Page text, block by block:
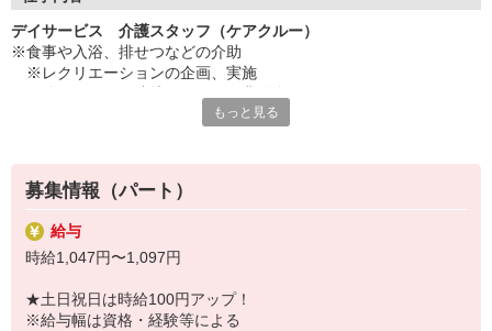
・子育て支援の福利厚生制度あり！子育てと仕事の両立を応援◎
・スタッフ何でも相談窓口やライフキャリア相談など、各相談窓
口あり
◇頑張った分、スタッフに還元！
・パートは特別手当の支給あり
デイサービス 介護スタッフ（ケアクルー）
※食事や入浴、排せつなどの介助
※レクリエーションの企画、実施
★＼サービス・職種の魅力／
「今私たちに求められていることは何だろう」「どんな工夫をした
ら喜んでいただけるだろう」他職種で連携しながら創意工夫し支援
していきます。感謝の言葉を直接いただけたり、信頼関係を築いて
いくことができます。日勤のみで働け介護度も比較的高くないた
もっと見る
募集情報（パート）
給与
時給1,047円〜1,097円
★土日祝日は時給100円アップ！
※給与幅は資格・経験等による